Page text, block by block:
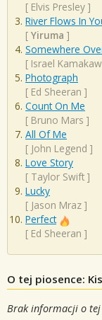
[ Elvis Presley ]
River Flows In
[ Yiruma ]
Somewhere
[ Israel
Photograph
[ Ed Sheeran ]
Count On Me
[ Bruno Mars ]
All Of Me
[ John Legend ]
Love Story
[ Taylor Swift ]
Lucky
[ Jason Mraz ]
Perfect
[ Ed Sheeran ]
O tej piosence:
Brak informacji o tej